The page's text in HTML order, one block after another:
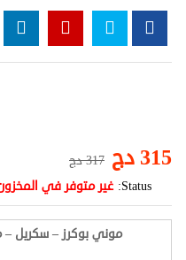
315 دج 317 دج
Status: غير متوفر في
موني بوكرز – سكريل –